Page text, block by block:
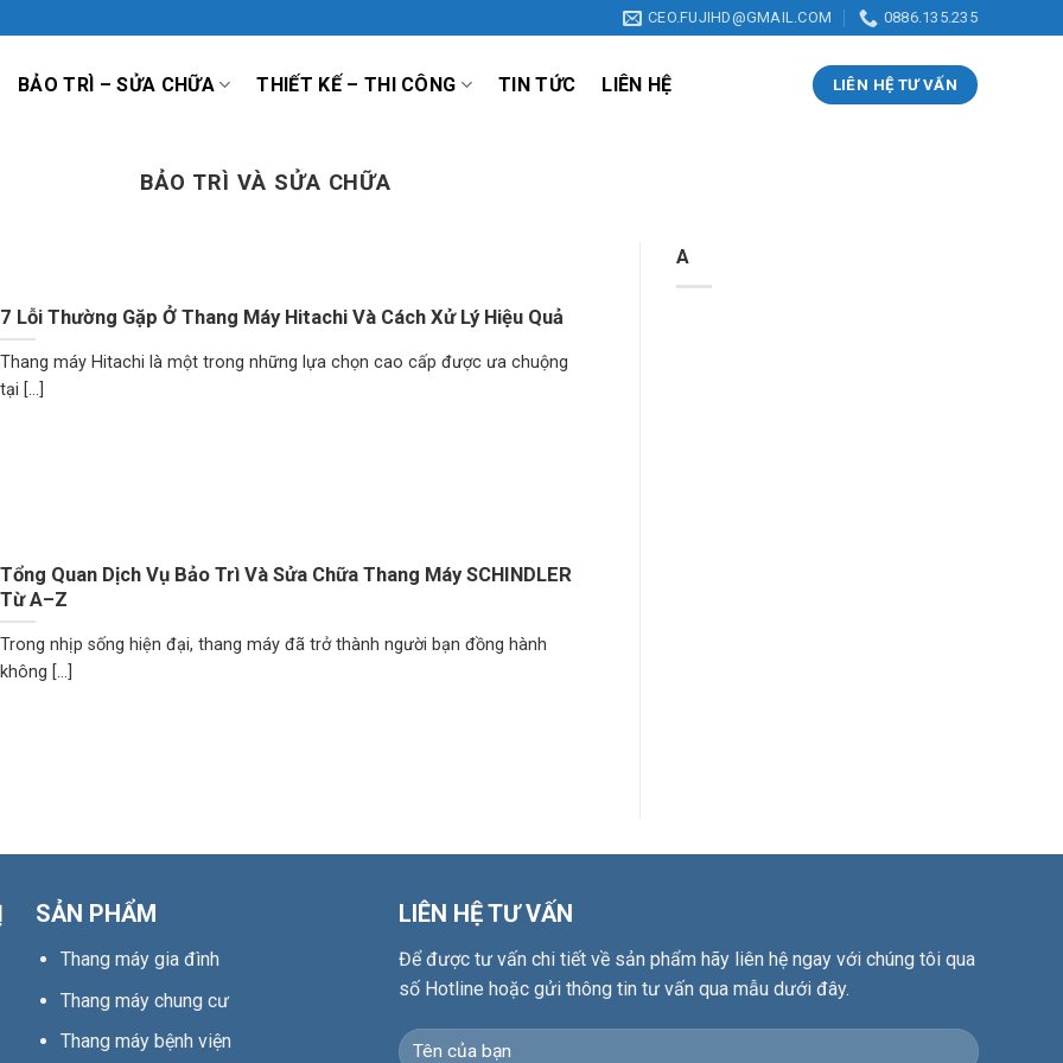
CEO.FUJIHD@GMAIL.COM 0886.135.235
BẢO TRÌ – SỬA CHỮA THIẾT KẾ – THI CÔNG TIN TỨC LIÊN HỆ LIÊN HỆ TƯ VẤN
BẢO TRÌ VÀ SỬA CHỮA
7 Lỗi Thường Gặp Ở Thang Máy Hitachi Và Cách Xử Lý Hiệu Quả
Thang máy Hitachi là một trong những lựa chọn cao cấp được ưa chuộng
tại [...]
Tổng Quan Dịch Vụ Bảo Trì Và Sửa Chữa Thang Máy SCHINDLER
Từ A–Z
Trong nhịp sống hiện đại, thang máy đã trở thành người bạn đồng hành
không [...]
A
SẢN PHẨM
Thang máy gia đình
Thang máy chung cư
Thang máy bệnh viện
LIÊN HỆ TƯ VẤN
Để được tư vấn chi tiết về sản phẩm hãy liên hệ ngay với chúng tôi qua
số Hotline hoặc gửi thông tin tư vấn qua mẫu dưới đây.